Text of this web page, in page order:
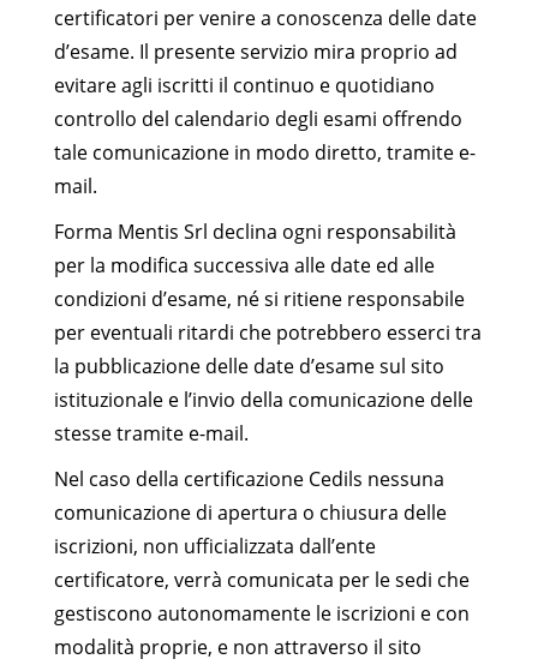
certificatori per venire a conoscenza delle date
d’esame. Il presente servizio mira proprio ad
evitare agli iscritti il continuo e quotidiano
controllo del calendario degli esami offrendo
tale comunicazione in modo diretto, tramite e-
mail.
Forma Mentis Srl declina ogni responsabilità
per la modifica successiva alle date ed alle
condizioni d’esame, né si ritiene responsabile
per eventuali ritardi che potrebbero esserci tra
la pubblicazione delle date d’esame sul sito
istituzionale e l’invio della comunicazione delle
stesse tramite e-mail.
Nel caso della certificazione Cedils nessuna
comunicazione di apertura o chiusura delle
iscrizioni, non ufficializzata dall’ente
certificatore, verrà comunicata per le sedi che
gestiscono autonomamente le iscrizioni e con
modalità proprie, e non attraverso il sito